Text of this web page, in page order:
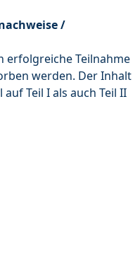
/
erfolgreiche Teilnahme
werden. Der Inhalt
Teil I als auch Teil II